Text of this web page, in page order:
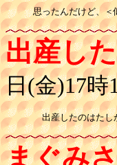
思ったんだけど、＜
出産し
日(金)17時
出産したのはたし
まぐみ